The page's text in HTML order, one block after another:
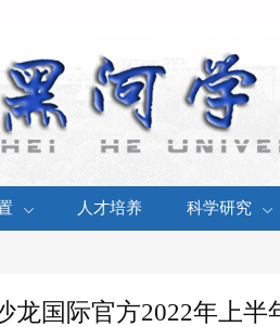
人才培养 科学研究
龙国际官方2022年上